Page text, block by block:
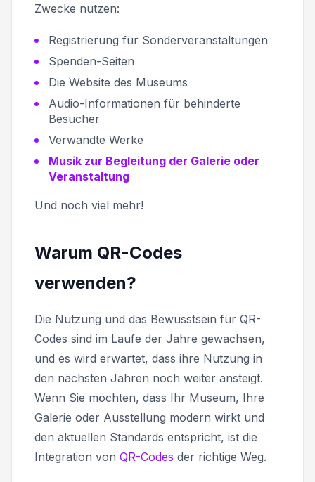
Zwecke nutzen:
Registrierung für Sonderveranstaltungen
Spenden-Seiten
Die Website des Museums
Audio-Informationen für behinderte
Besucher
Verwandte Werke
Musik zur Begleitung der Galerie oder
Veranstaltung
Und noch viel mehr!
Warum QR-Codes
verwenden?
Die Nutzung und das Bewusstsein für QR-
Codes sind im Laufe der Jahre gewachsen,
und es wird erwartet, dass ihre Nutzung in
den nächsten Jahren noch weiter ansteigt.
Wenn Sie möchten, dass Ihr Museum, Ihre
Galerie oder Ausstellung modern wirkt und
den aktuellen Standards entspricht, ist die
Integration von QR-Codes der richtige Weg.